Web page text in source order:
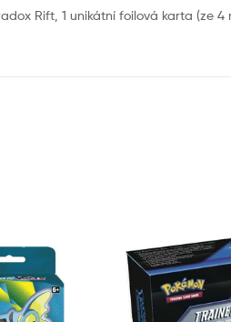
Rift, 1 unikátní foilová karta (ze 4